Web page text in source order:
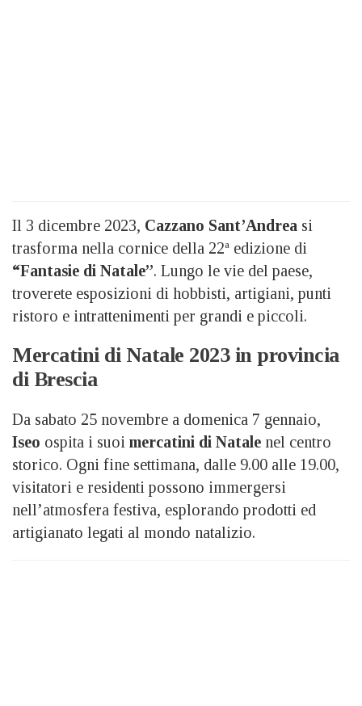
Il 3 dicembre 2023, Cazzano Sant’Andrea si
trasforma nella cornice della 22ª edizione di
“Fantasie di Natale”. Lungo le vie del paese,
troverete esposizioni di hobbisti, artigiani, punti
ristoro e intrattenimenti per grandi e piccoli.
Mercatini di Natale 2023 in provincia
di Brescia
Da sabato 25 novembre a domenica 7 gennaio,
Iseo ospita i suoi mercatini di Natale nel centro
storico. Ogni fine settimana, dalle 9.00 alle 19.00,
visitatori e residenti possono immergersi
nell’atmosfera festiva, esplorando prodotti ed
artigianato legati al mondo natalizio.